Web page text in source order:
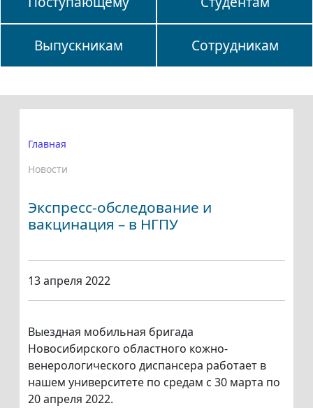
Выпускникам Сотрудникам
Главная
Новости
Экспресс-обследование и
вакцинация – в НГПУ
13 апреля 2022
Выездная мобильная бригада
Новосибирского областного кожно-
венерологического диспансера работает в
нашем университете по средам с 30 марта по
20 апреля 2022.